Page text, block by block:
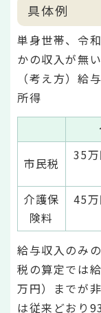
具体例
単身世帯、令
かの収入が無
（考え方）給
所得
市民税
35
介護保
険料
45
給与収入のみ
税の算定では
万円）までが
は従来どおり